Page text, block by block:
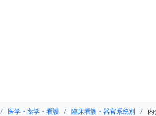
/ 医学・薬学・看護 / 臨床看護・器官系統別 / 内